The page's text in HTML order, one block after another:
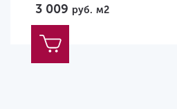
3 009 руб. м2